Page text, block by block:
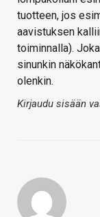
tuotteen, jos
aavistuksen
toiminnalla).
sinunkin
olenkin.
Kirjaudu sisään